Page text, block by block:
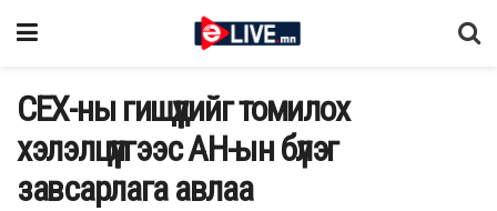
СЕХ-ны гишүүдийг томилох
хэлэлцүүлгээс АН-ын бүлэг
завсарлага авлаа